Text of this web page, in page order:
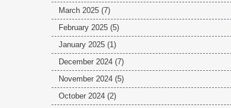
March 2025 (7)
February 2025 (5)
January 2025 (1)
December 2024 (7)
November 2024 (5)
October 2024 (2)